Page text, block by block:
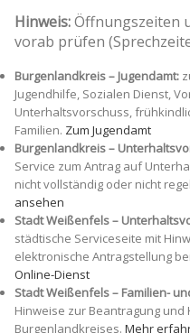
Hinweis:Öffnungszeiten
vorab prüfen
Burgenlandkreis – Jugendamt:
Jugendhilfe, Sozialen Dienst,
Unterhaltsvorschuss,
Familien. Zum Jugendamt
Burgenlandkreis –
Service zum Antrag auf
nicht vollständig oder nicht
ansehen
Stadt Weißenfels –
städtische Serviceseite mit
elektronische Antragstellung
Online-Dienst
Stadt Weißenfels – Familien-
Hinweise zur Beantragung und
Burgenlandkreises. Mehr